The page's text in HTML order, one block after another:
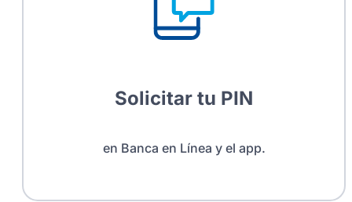
Solicitar tu PIN
en Banca en Línea y el app.